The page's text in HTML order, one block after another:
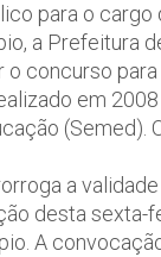
para o cargo
a Prefeitura
o concurso
em
(Semed).
a
desta sexta-
A